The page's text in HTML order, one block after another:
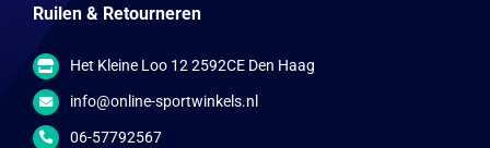
Ruilen & Retourneren
Het Kleine Loo 12 2592CE Den Haag
info@online-sportwinkels.nl
06-57792567